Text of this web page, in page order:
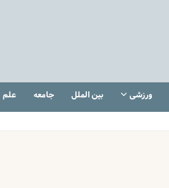
ورزشی بین الملل جامعه علم